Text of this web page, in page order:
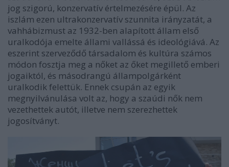
jog szigorú, konzervatív értelmezésére épül. Az
iszlám ezen ultrakonzervatív szunnita irányzatát, a
vahhábizmust az 1932-ben alapított állam első
uralkodója emelte állami vallássá és ideológiává. Az
eszerint szerveződő társadalom és kultúra számos
módon fosztja meg a nőket az őket megillető emberi
jogaiktól, és másodrangú állampolgárként
uralkodik felettük. Ennek csupán az egyik
megnyilvánulása volt az, hogy a szaúdi nők nem
vezethettek autót, illetve nem szerezhettek
jogosítványt.